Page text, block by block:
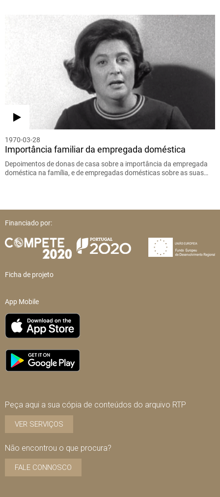
1970-03-28
Importância familiar da empregada doméstica
Depoimentos de donas de casa sobre a importância da empregada
doméstica na família, e de empregadas domésticas sobre as suas…
Financiado por:
Ficha de projeto
App Mobile
Peça aqui a sua cópia de conteúdos do arquivo RTP
VER SERVIÇOS
Não encontrou o que procura?
FALE CONNOSCO